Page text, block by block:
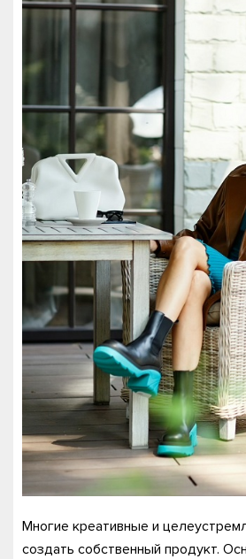
Многие креативные и
создать собственный продукт.